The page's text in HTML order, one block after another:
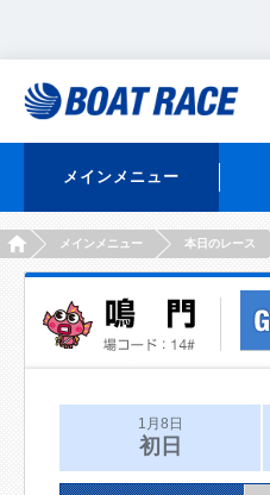
メインメニュー
HOMEメインメニュー 本日のレース
1月8日
初日